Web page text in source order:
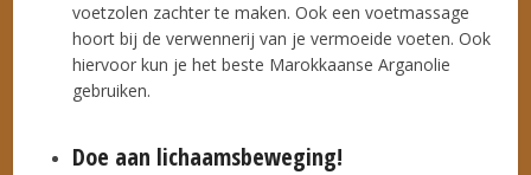
voetzolen zachter te maken. Ook een voetmassage
hoort bij de verwennerij van je vermoeide voeten. Ook
hiervoor kun je het beste Marokkaanse Arganolie
gebruiken.
Doe aan lichaamsbeweging!